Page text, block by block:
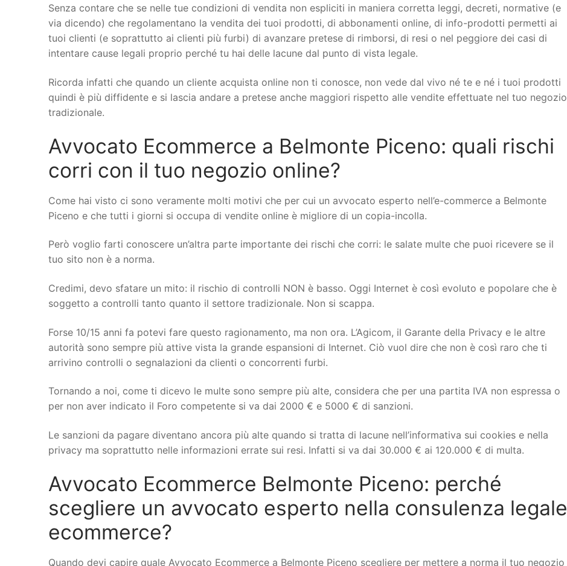
Senza contare che se nelle tue condizioni di vendita non espliciti in maniera corretta leggi, decreti, normative (e
via dicendo) che regolamentano la vendita dei tuoi prodotti, di abbonamenti online, di info-prodotti permetti ai
tuoi clienti (e soprattutto ai clienti più furbi) di avanzare pretese di rimborsi, di resi o nel peggiore dei casi di
intentare cause legali proprio perché tu hai delle lacune dal punto di vista legale.
Ricorda infatti che quando un cliente acquista online non ti conosce, non vede dal vivo né te e né i tuoi prodotti
quindi è più diffidente e si lascia andare a pretese anche maggiori rispetto alle vendite effettuate nel tuo negozio
tradizionale.
Avvocato Ecommerce a Belmonte Piceno: quali rischi
corri con il tuo negozio online?
Come hai visto ci sono veramente molti motivi che per cui un avvocato esperto nell’e-commerce a Belmonte
Piceno e che tutti i giorni si occupa di vendite online è migliore di un copia-incolla.
Però voglio farti conoscere un’altra parte importante dei rischi che corri: le salate multe che puoi ricevere se il
tuo sito non è a norma.
Credimi, devo sfatare un mito: il rischio di controlli NON è basso. Oggi Internet è così evoluto e popolare che è
soggetto a controlli tanto quanto il settore tradizionale. Non si scappa.
Forse 10/15 anni fa potevi fare questo ragionamento, ma non ora. L’Agicom, il Garante della Privacy e le altre
autorità sono sempre più attive vista la grande espansioni di Internet. Ciò vuol dire che non è così raro che ti
arrivino controlli o segnalazioni da clienti o concorrenti furbi.
Tornando a noi, come ti dicevo le multe sono sempre più alte, considera che per una partita IVA non espressa o
per non aver indicato il Foro competente si va dai 2000 € e 5000 € di sanzioni.
Le sanzioni da pagare diventano ancora più alte quando si tratta di lacune nell’informativa sui cookies e nella
privacy ma soprattutto nelle informazioni errate sui resi. Infatti si va dai 30.000 € ai 120.000 € di multa.
Avvocato Ecommerce Belmonte Piceno: perché
scegliere un avvocato esperto nella consulenza legale
ecommerce?
Quando devi capire quale Avvocato Ecommerce a Belmonte Piceno scegliere per mettere a norma il tuo negozio